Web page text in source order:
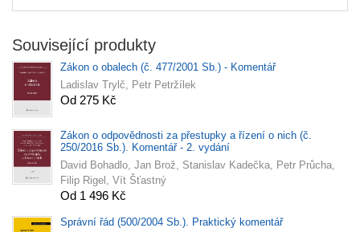
Související produkty
Zákon o obalech (č. 477/2001 Sb.) - Komentář
Ladislav Trylč, Petr Petržílek
Od 275 Kč
Zákon o odpovědnosti za přestupky a řízení o nich (č.
250/2016 Sb.). Komentář - 2. vydání
David Bohadlo, Jan Brož, Stanislav Kadečka, Petr Průcha,
Filip Rigel, Vít Šťastný
Od 1 496 Kč
Správní řád (500/2004 Sb.). Praktický komentář